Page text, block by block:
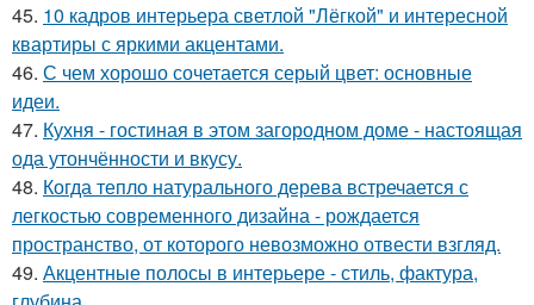
45. 10 кадров интерьера светлой "Лёгкой" и интересной
квартиры с яркими акцентами.
46. С чем хорошо сочетается серый цвет: основные
идеи.
47. Кухня - гостиная в этом загородном доме - настоящая
ода утончённости и вкусу.
48. Когда тепло натурального дерева встречается с
легкостью современного дизайна - рождается
пространство, от которого невозможно отвести взгляд.
49. Акцентные полосы в интерьере - стиль, фактура,